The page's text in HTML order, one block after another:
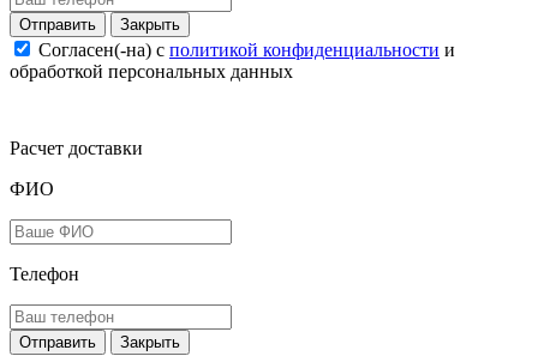
Закрыть
Согласен(-на) c политикой конфиденциальности и
обработкой персональных данных
Расчет доставки
ФИО
Телефон
Закрыть